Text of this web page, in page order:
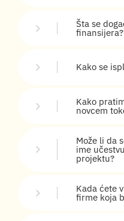
Šta se
finansijera?
Kako se
Kako
novcem
Može li da
ime
projektu?
Kada ćete
firme koja